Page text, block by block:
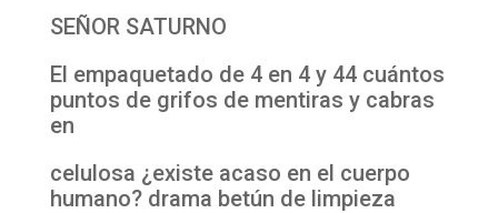
SEÑOR SATURNO
El empaquetado de 4 en 4 y 44 cuántos
puntos de grifos de mentiras y cabras
en
celulosa ¿existe acaso en el cuerpo
humano? drama betún de limpieza